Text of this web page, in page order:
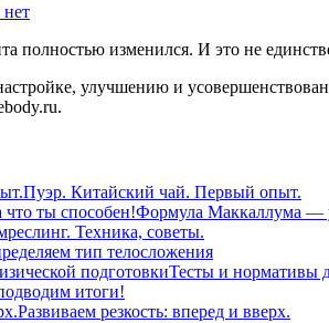
полностью изменился. И это не
улучшению и
Пуэр. Китайский чай. Первый опыт.
Формула Маккаллума —
Техника, советы.
тип телосложения
Тесты и нормативы
итоги!
Развиваем резкость: вперед и вверх.